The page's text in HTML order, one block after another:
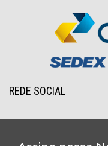
REDE SOCIAL